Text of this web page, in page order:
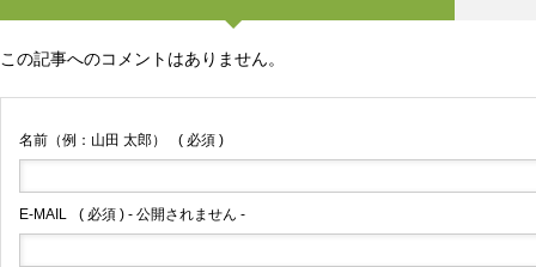
この記事へのコメントはありません。
名前（例：山田 太郎） ( 必須 )
E-MAIL ( 必須 ) - 公開されません -